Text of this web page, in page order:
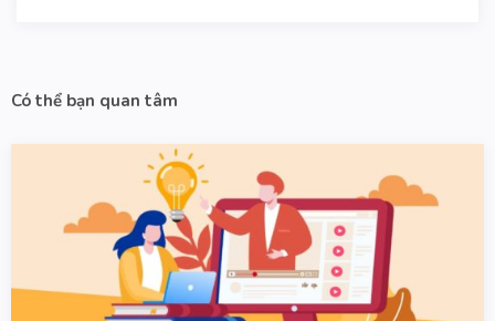
Có thể bạn quan tâm